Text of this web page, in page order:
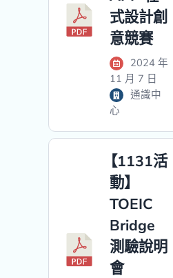
式設計創
意競賽
2024 年
11 月 7 日
通識中
心
【1131活
動】
TOEIC
Bridge
測驗說明
會